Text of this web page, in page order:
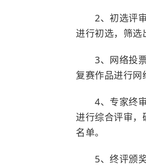
2、初选评审
进行初选，筛选
3、网络投票
复赛作品进行网
4、专家终审
进行综合评审
名单。
5、终评颁奖